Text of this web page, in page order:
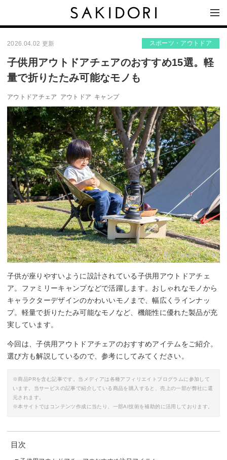
2026.04.02 更新 スポーツ・アウトドア
子供用アウトドアチェアのおすすめ15選。軽
量で折りたたみ可能なモノも
アウトドアチェア アウトドア キャンプ
By:fieldoor.com
子供が座りやすいように設計されている子供用アウトドアチェ
ア。ファミリーキャンプなどで活躍します。おしゃれなモノから
キャラクターデザインのかわいいモノまで、幅広くラインナッ
プ。軽量で折りたたみ可能なモノなど、機能性に優れた製品が充
実しています。
今回は、子供用アウトドアチェアのおすすめアイテムをご紹介。
選び方も解説しているので、参考にしてみてください。
※商品PRを含む記事です。当メディアは各種アフィリエイトプログラムに参加して
います。当サービスの記事で紹介している商品を購入すると、売上の一部が弊社に還
元されます。
※本サイトではコンテンツ作成に当たり、一部AI技術を補助的に活用しております。
目次